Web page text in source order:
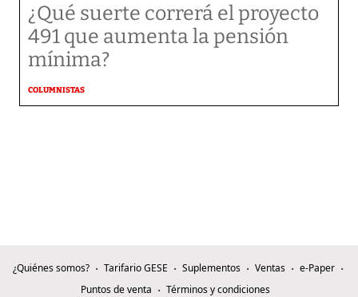
¿Qué suerte correrá el proyecto
491 que aumenta la pensión
mínima?
COLUMNISTAS
¿Quiénes somos? Tarifario GESE Suplementos Ventas
e-Paper
Puntos de venta
Términos y condiciones